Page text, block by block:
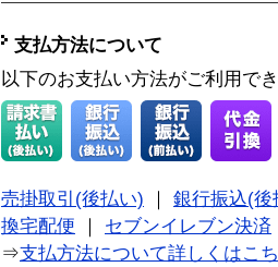
支払方法について
以下のお支払い方法がご利用で
売掛取引(後払い)
銀行振込(後
換宅配便
セブンイレブン決済
⇒支払方法について詳しくはこ